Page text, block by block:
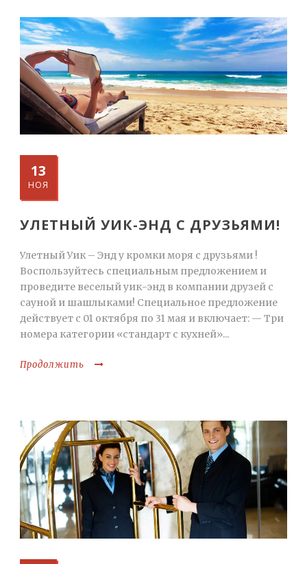
13
НОЯ
УЛЕТНЫЙ УИК-ЭНД С ДРУЗЬЯМИ!
Улетный Уик – Энд у кромки моря с друзьями !
Воспользуйтесь специальным предложением и
проведите веселый уик-энд в компании друзей с
сауной и шашлыками! Специальное предложение
действует с 01 октября по 31 мая и включает: — Три
номера категории «стандарт с кухней»...
Продолжить